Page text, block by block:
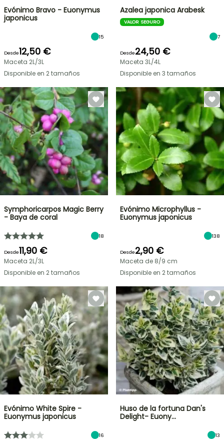
Evónimo Bravo - Euonymus
japonicus
15
Desde12,50 €
Maceta 2L/3L
Disponible en 2 tamaños
Azalea japonica Arabesk
VALOR SEGURO
7
Desde24,50 €
Maceta 3L/4L
Disponible en 3 tamaños
Symphoricarpos Magic Berry
- Baya de coral
18
Desde11,90 €
Maceta 2L/3L
Disponible en 2 tamaños
Evónimo Microphyllus -
Euonymus japonicus
138
Desde2,90 €
Maceta de 8/9 cm
Disponible en 2 tamaños
Evónimo White Spire -
Euonymus japonicus
16
Huso de la fortuna Dan's
Delight- Euony…
13